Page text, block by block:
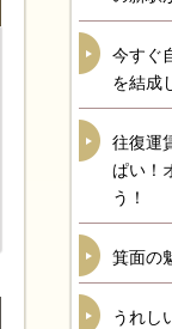
今すぐ
を結成
往復運
ぱい！
う！
箕面の
うれし